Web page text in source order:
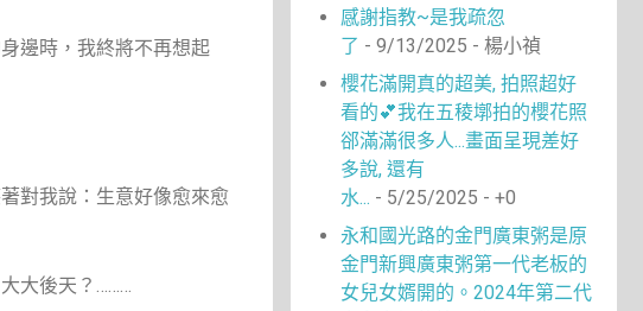
邊時，我終將不再想起
對我說：生意好像愈來愈
大後天？………
少披薩店，一字排開
的各式披薩看起來琳
瑯滿目，走進店內就
能點上一塊喜愛的口
味大快朵頤，真的好
懷念啊！沒想到台灣
也有類似的披薩店。
走！就到高雄吃披薩
感謝指教~是我疏忽
了 - 9/13/2025 - 楊小禎
櫻花滿開真的超美, 拍照超好
看的💕我在五稜墎拍的櫻花照
郤滿滿很多人...畫面呈現差好
多說, 還有
水... - 5/25/2025 - +0
永和國光路的金門廣東粥是原
金門新興廣東粥第一代老板的
女兒女婿開的。2024年第二代